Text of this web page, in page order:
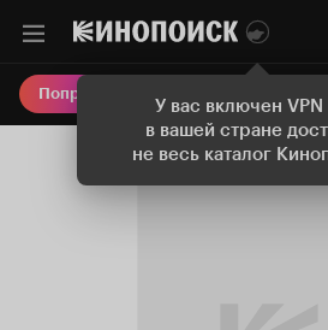
У вас включен VPN
в вашей стране
не весь каталог
Попробовать Плюс